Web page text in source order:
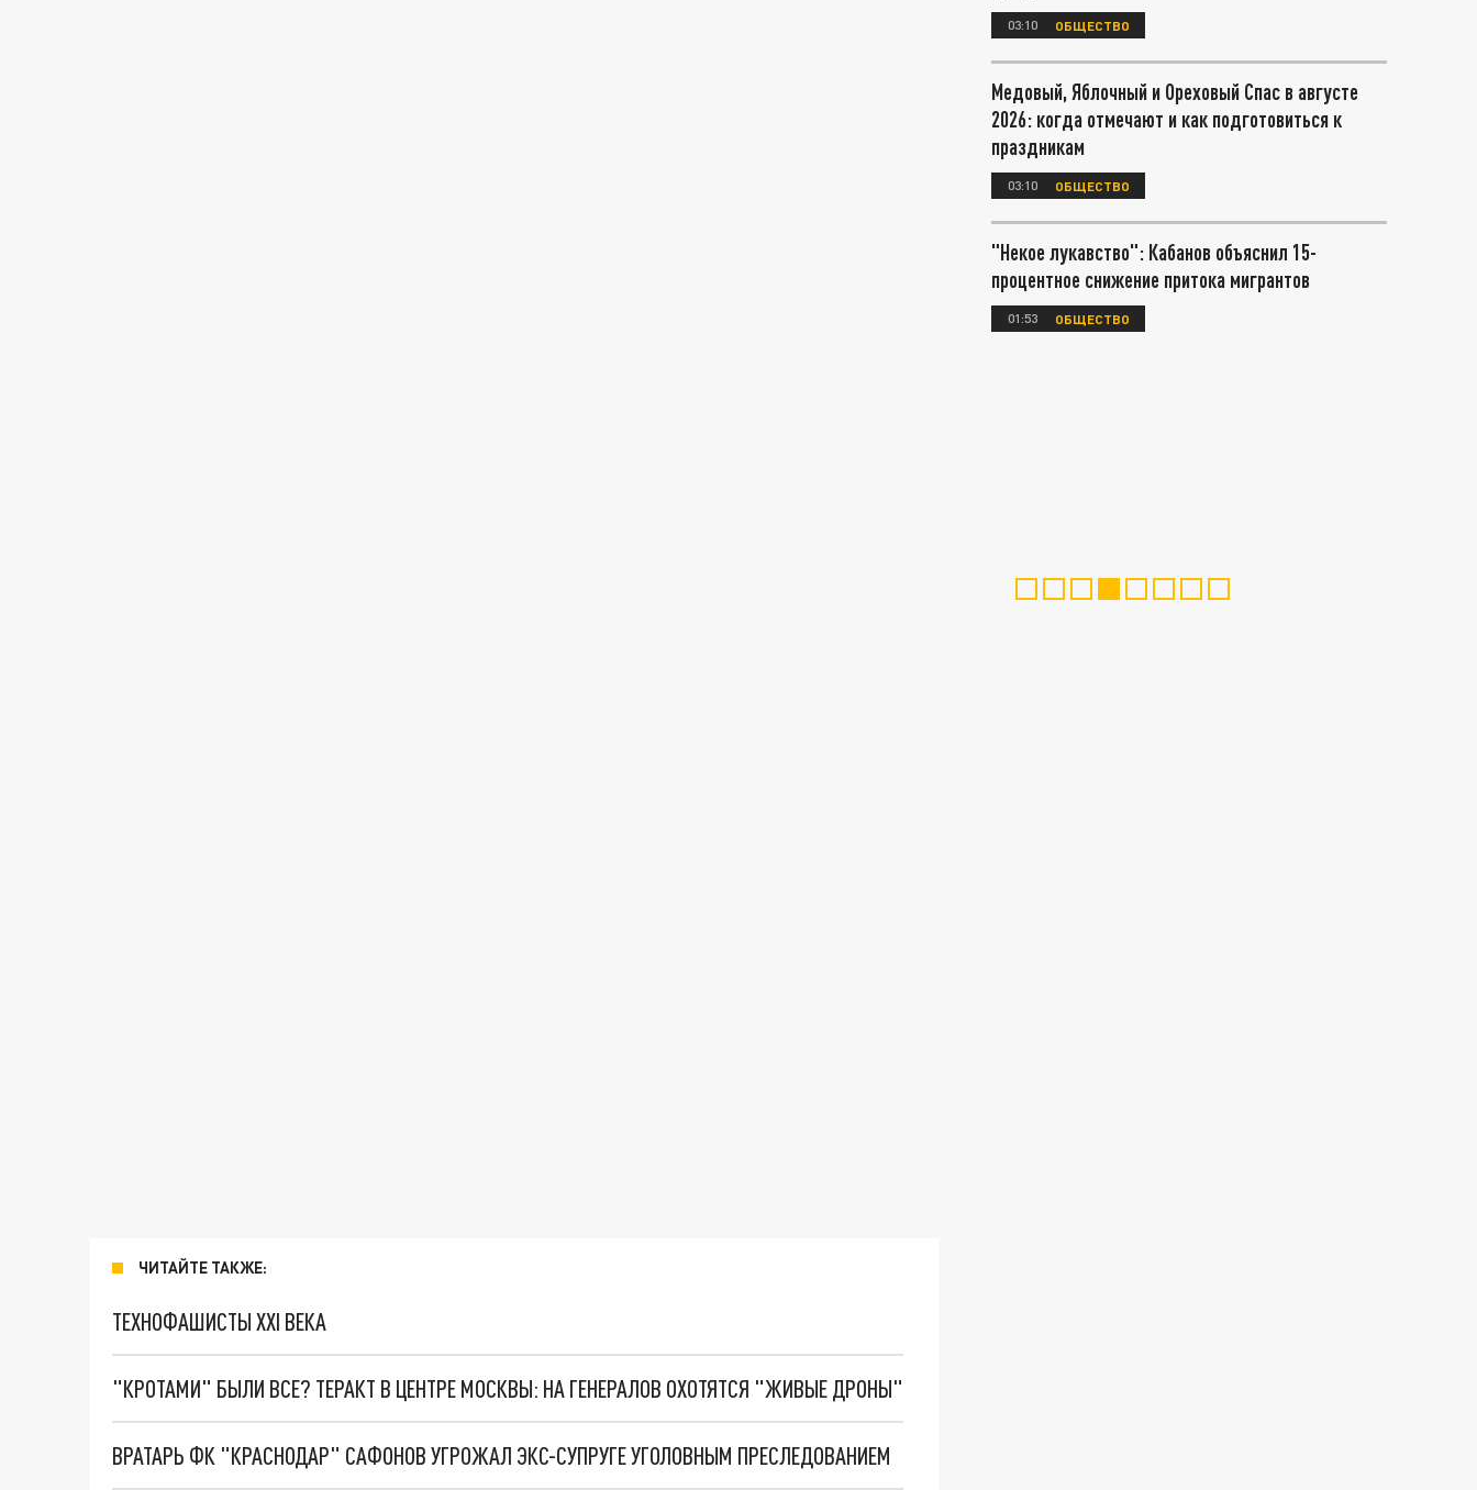
ЧИТАЙТЕ ТАКЖЕ:
ТЕХНОФАШИСТЫ XXI ВЕКА
"КРОТАМИ" БЫЛИ ВСЕ? ТЕРАКТ В ЦЕНТРЕ МОСКВЫ: НА ГЕНЕРАЛОВ ОХОТЯТСЯ "ЖИВЫЕ ДРОНЫ"
ВРАТАРЬ ФК "КРАСНОДАР" САФОНОВ УГРОЖАЛ ЭКС-СУПРУГЕ УГОЛОВНЫМ ПРЕСЛЕДОВАНИЕМ
03:10 ОБЩЕСТВО
Медовый, Яблочный и Ореховый Спас в августе
2026: когда отмечают и как подготовиться к
праздникам
03:10 ОБЩЕСТВО
"Некое лукавство": Кабанов объяснил 15-
процентное снижение притока мигрантов
01:53 ОБЩЕСТВО